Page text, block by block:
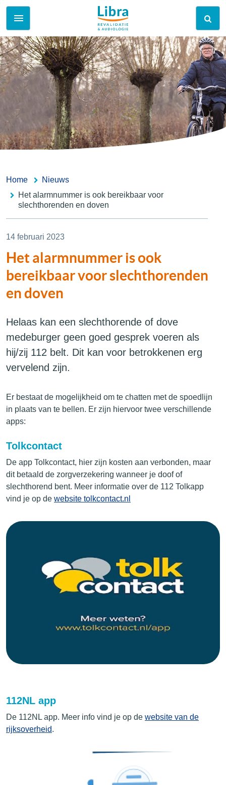
Home
Nieuws
Het alarmnummer is ook bereikbaar voor
slechthorenden en doven
14 februari 2023
Het alarmnummer is ook
bereikbaar voor slechthorenden
en doven
Helaas kan een slechthorende of dove
medeburger geen goed gesprek voeren als
hij/zij 112 belt. Dit kan voor betrokkenen erg
vervelend zijn.
Er bestaat de mogelijkheid om te chatten met de spoedlijn
in plaats van te bellen. Er zijn hiervoor twee verschillende
apps:
Tolkcontact
De app Tolkcontact, hier zijn kosten aan verbonden, maar
dit betaald de zorgverzekering wanneer je doof of
slechthorend bent. Meer informatie over de 112 Tolkapp
vind je op de website tolkcontact.nl
112NL app
De 112NL app. Meer info vind je op de website van de
rijksoverheid.